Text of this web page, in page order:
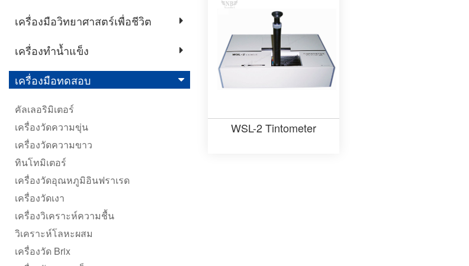
เครื่องมือวิทยาศาสตร์เพื่อชีวิต
เครื่องทำน้ำแข็ง
เครื่องมือทดสอบ
คัลเลอริมิเตอร์
เครื่องวัดความขุ่น
เครื่องวัดความขาว
ทินโทมิเตอร์
เครื่องวัดอุณหภูมิอินฟราเรด
เครื่องวัดเงา
เครื่องวิเคราะห์ความชื้น
วิเคราะห์โลหะผสม
เครื่องวัด Brix
WSL-2 Tintometer